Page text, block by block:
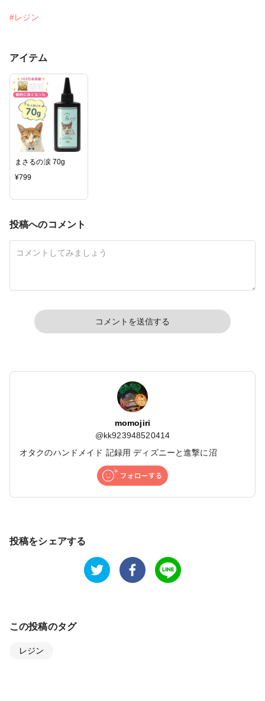
#レジン
アイテム
まさるの涙 70g
¥799
投稿へのコメント
コメントを送信する
momojiri
@kk923948520414
オタクのハンドメイド 記録用 ディズニーと進撃に沼
投稿をシェアする
この投稿のタグ
レジン